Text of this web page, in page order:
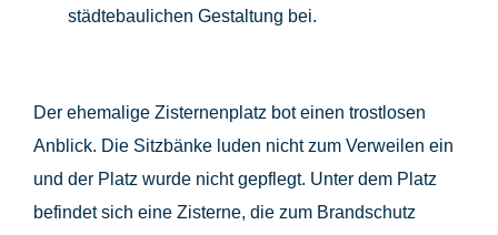
städtebaulichen Gestaltung bei.
Der ehemalige Zisternenplatz bot einen trostlosen
Anblick. Die Sitzbänke luden nicht zum Verweilen ein
und der Platz wurde nicht gepflegt. Unter dem Platz
befindet sich eine Zisterne, die zum Brandschutz